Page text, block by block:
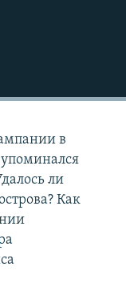
в
ли
Как